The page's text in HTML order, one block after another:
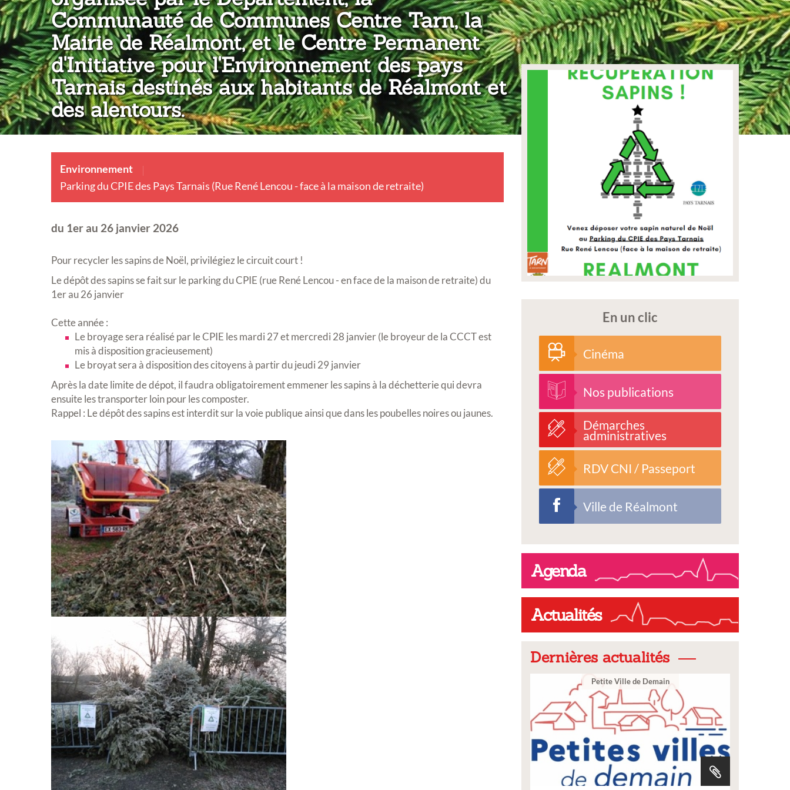
Communauté de Communes Centre Tarn, la
Mairie de Réalmont, et le Centre Permanent
d'Initiative pour l'Environnement des pays
Tarnais destinés aux habitants de Réalmont et
des alentours.
Environnement
Parking du CPIE des Pays Tarnais (Rue René Lencou - face à la maison de retraite)
du 1er au 26 janvier 2026
Pour recycler les sapins de Noël, privilégiez le circuit court !
Le dépôt des sapins se fait sur le parking du CPIE (rue René Lencou - en face de la maison de retraite) du
1er au 26 janvier
Cette année :
Le broyage sera réalisé par le CPIE les mardi 27 et mercredi 28 janvier (le broyeur de la CCCT est
mis à disposition gracieusement)
Le broyat sera à disposition des citoyens à partir du jeudi 29 janvier
Après la date limite de dépot, il faudra obligatoirement emmener les sapins à la déchetterie qui devra
ensuite les transporter loin pour les composter.
Rappel : Le dépôt des sapins est interdit sur la voie publique ainsi que dans les poubelles noires ou jaunes.
En un clic
Cinéma
Nos publications
Démarches
administratives
RDV CNI / Passeport
Ville de Réalmont
Agenda
Actualités
Dernières actualités
Exposition Ville